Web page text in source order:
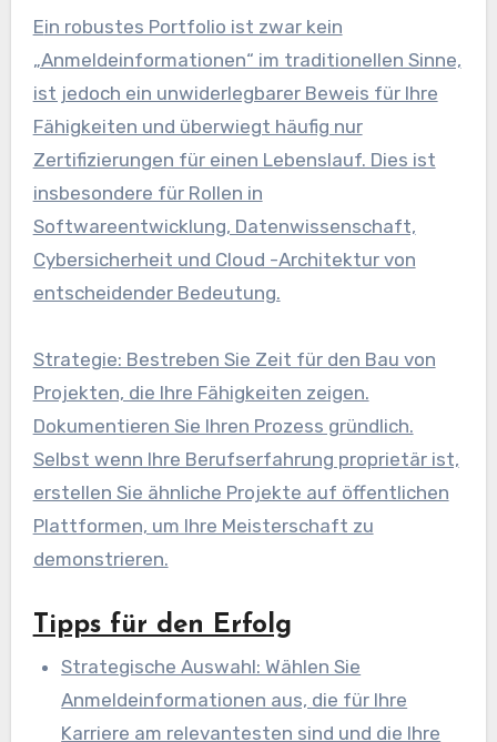
Ein robustes Portfolio ist zwar kein
„Anmeldeinformationen“ im traditionellen Sinne,
ist jedoch ein unwiderlegbarer Beweis für Ihre
Fähigkeiten und überwiegt häufig nur
Zertifizierungen für einen Lebenslauf. Dies ist
insbesondere für Rollen in
Softwareentwicklung, Datenwissenschaft,
Cybersicherheit und Cloud -Architektur von
entscheidender Bedeutung.
Strategie: Bestreben Sie Zeit für den Bau von
Projekten, die Ihre Fähigkeiten zeigen.
Dokumentieren Sie Ihren Prozess gründlich.
Selbst wenn Ihre Berufserfahrung proprietär ist,
erstellen Sie ähnliche Projekte auf öffentlichen
Plattformen, um Ihre Meisterschaft zu
demonstrieren.
Tipps für den Erfolg
Strategische Auswahl: Wählen Sie
Anmeldeinformationen aus, die für Ihre
Karriere am relevantesten sind und die Ihre